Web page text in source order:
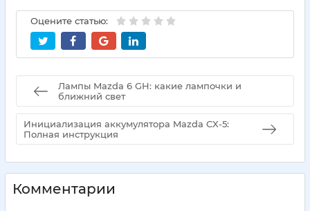
Оцените статью:
Лампы Mazda 6 GH: какие лампочки и
ближний свет
Инициализация аккумулятора Mazda CX-5:
Полная инструкция
Комментарии